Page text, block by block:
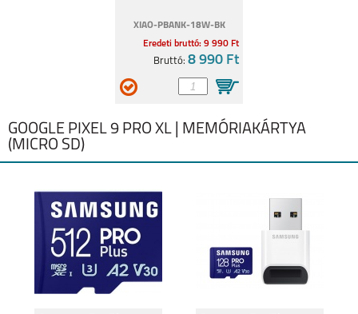
XIAO-PBANK-18W-BK
Eredeti bruttó: 9 990 Ft
Bruttó: 8 990 Ft
GOOGLE PIXEL 9 PRO XL | MEMÓRIAKÁRTYA
(MICRO SD)